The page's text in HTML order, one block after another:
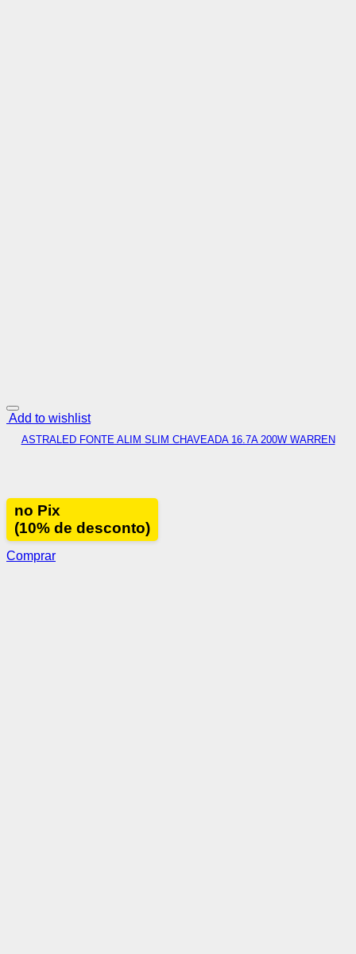
Add to wishlist
ASTRALED FONTE ALIM SLIM CHAVEADA 16.7A 200W WARREN
no Pix
(10% de desconto)
Comprar